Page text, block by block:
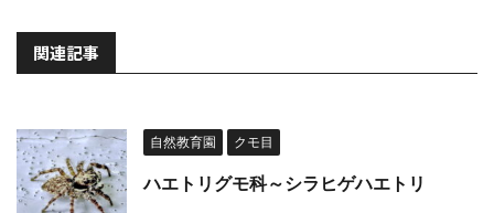
関連記事
自然教育園 クモ目
ハエトリグモ科～シラヒゲハエトリ